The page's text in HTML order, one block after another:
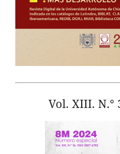
Vol. XIII. N.°